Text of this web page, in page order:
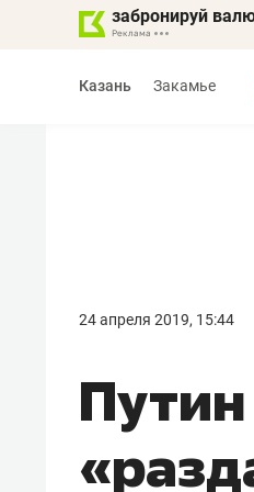
забронируй
Казань Закамье
24 апреля 2019, 15:44